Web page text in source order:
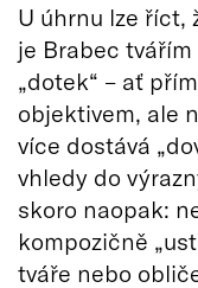
U úhrnu lze říct,
je Brabec
„dotek“ – ať
objektivem, ale
více dostává
vhledy do
skoro naopak:
kompozičně
tváře nebo